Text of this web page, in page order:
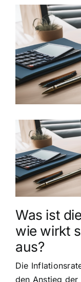
Zeige
grösseres
Bild
Was ist
wie wirkt
aus?
Die
den Anstieg der